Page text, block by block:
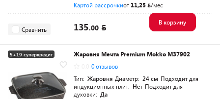
Картой рассрочкиот 11,25 /мес
Сравнить 135.00
В корзину
5+19 суперкредит
Жаровня Мечта Premium Mokko M37902
0 отзывов
Тип: Жаровня Диаметр: 24 см Подходит для
индукционных плит: Нет Подходит для
духовки: Да